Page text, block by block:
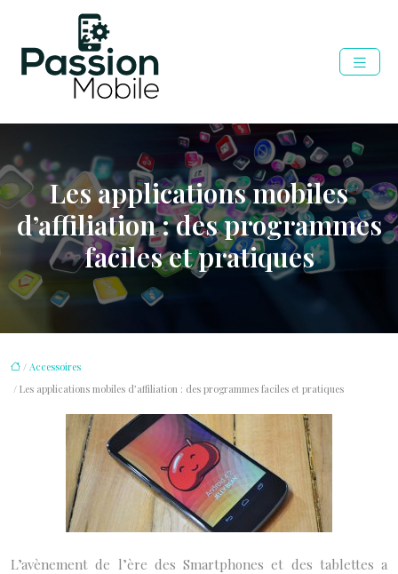
Les applications mobiles
d’affiliation : des programmes
faciles et pratiques
/ Accessoires
/ Les applications mobiles d’affiliation : des programmes faciles et pratiques
L’avènement de l’ère des Smartphones et des tablettes a